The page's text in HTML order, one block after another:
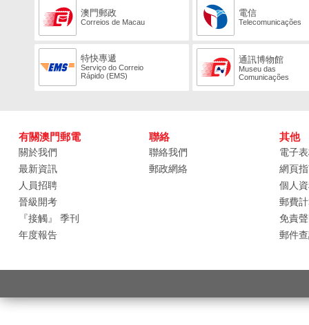
澳門郵政
Correios de Macau
電信
Telecomunicações
特快專遞
Serviço do Correio
Rápido (EMS)
通訊博物館
Museu das
Comunicações
有關澳門郵電
關於我們
最新資訊
人員招聘
晉級開考
『接觸』 季刊
年度報告
聯絡
聯絡我們
郵政網絡
其他
電子
網頁
個人
郵費
免責
郵件